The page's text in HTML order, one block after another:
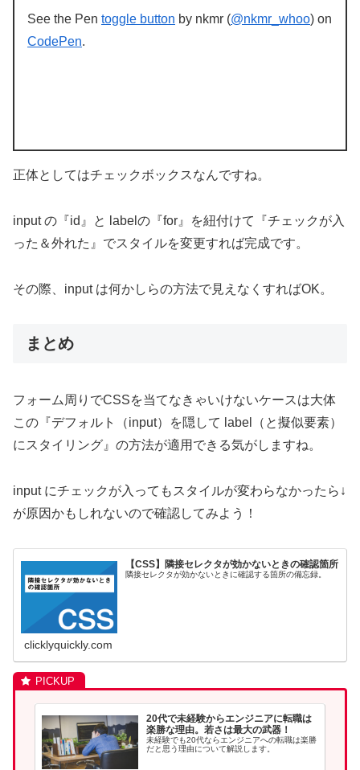
See the Pen toggle button by nkmr (@nkmr_whoo) on
CodePen.
正体としてはチェックボックスなんですね。
input の『id』と labelの『for』を紐付けて『チェックが入
った＆外れた』でスタイルを変更すれば完成です。
その際、input は何かしらの方法で見えなくすればOK。
まとめ
フォーム周りでCSSを当てなきゃいけないケースは大体
この『デフォルト（input）を隠して label（と擬似要素）
にスタイリング』の方法が適用できる気がしますね。
input にチェックが入ってもスタイルが変わらなかったら↓
が原因かもしれないので確認してみよう！
【CSS】隣接セレクタが効かないときの確認箇所
隣接セレクタが効かないときに確認する箇所の備忘録。
clicklyquickly.com
20代で未経験からエンジニアに転職は
楽勝な理由。若さは最大の武器！
未経験でも20代ならエンジニアへの転職は楽勝
だと思う理由について解説します。